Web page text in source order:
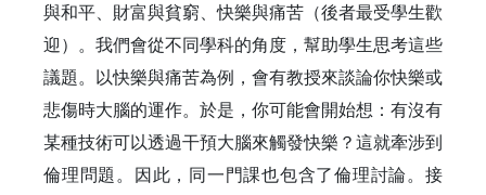
與和平、財富與貧窮、快樂與痛苦（後者最受學生歡
迎）。我們會從不同學科的角度，幫助學生思考這些
議題。以快樂與痛苦為例，會有教授來談論你快樂或
悲傷時大腦的運作。於是，你可能會開始想：有沒有
某種技術可以透過干預大腦來觸發快樂？這就牽涉到
倫理問題。因此，同一門課也包含了倫理討論。接